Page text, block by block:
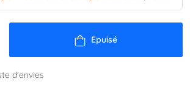
Epuisé
d'envies